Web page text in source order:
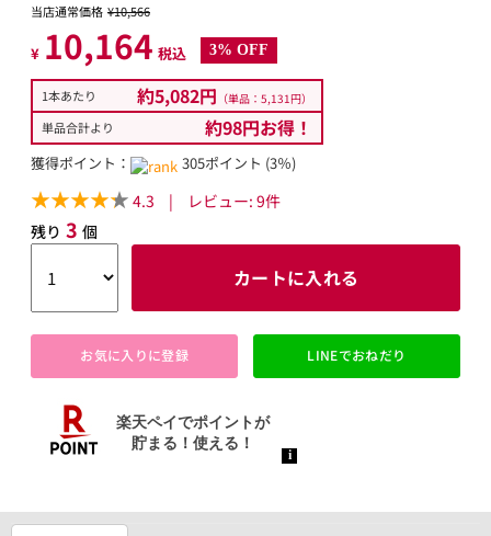
当店通常価格 ¥10,566
¥ 10,164 税込 3% OFF
1本あたり 約5,082円 （単品：5,131円）
単品合計より 約98円お得！
獲得ポイント： 305ポイント (3％)
4.3 | レビュー: 9件
残り 3 個
カートに入れる
お気に入りに登録 LINEでおねだり